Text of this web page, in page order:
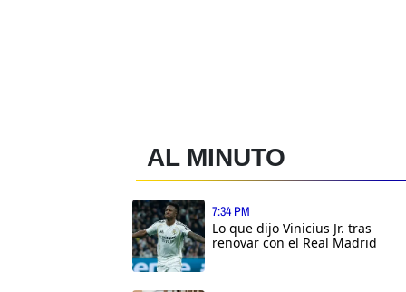
AL MINUTO
7:34 PM
Lo que dijo Vinicius Jr. tras
renovar con el Real Madrid